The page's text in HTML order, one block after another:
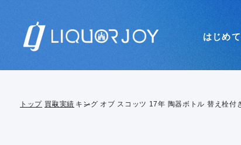
はじめ
トップ 買取実績 キング オブ スコッツ 17年 陶器ボトル 替え栓付